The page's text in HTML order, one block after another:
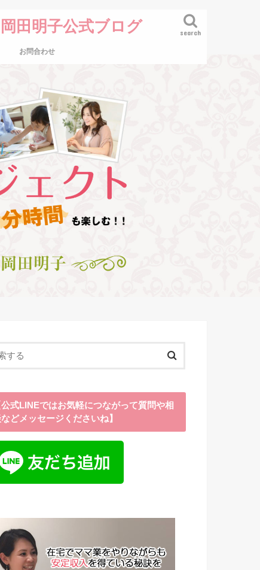
田明子公式ブログ search
お問合わせ
公式LINEではお気軽につながって質問や相
どメッセージくださいね】